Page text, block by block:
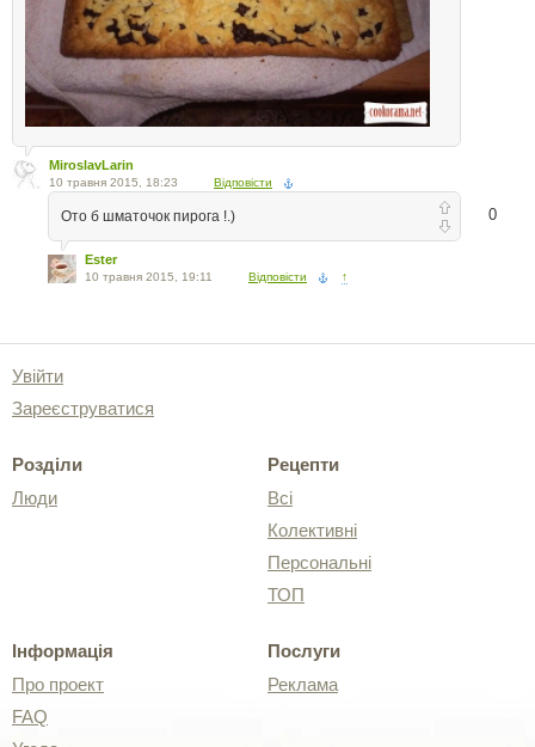
MiroslavLarin
10 травня 2015, 18:23 Відповісти
0
Ото б шматочок пирога !.)
Ester
10 травня 2015, 19:11 Відповісти ↑
Увійти
Зареєструватися
Розділи
Люди
Рецепти
Всі
Колективні
Персональні
ТОП
Інформація
Про проект
FAQ
Послуги
Реклама